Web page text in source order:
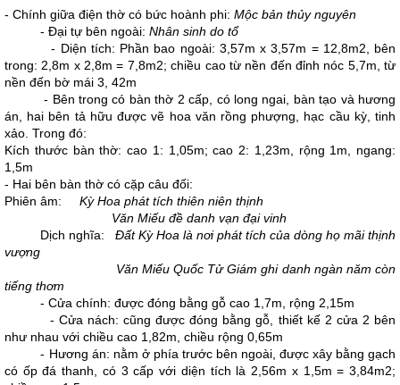
- Chính giữa điện thờ có bức hoành phi: Mộc bản thủy nguyên
- Đại tự bên ngoài: Nhân sinh do tổ
- Diện tích: Phần bao ngoài: 3,57m x 3,57m = 12,8m2, bên
trong: 2,8m x 2,8m = 7,8m2; chiều cao từ nền đến đỉnh nóc 5,7m, từ
nền đến bờ mái 3, 42m
- Bên trong có bàn thờ 2 cấp, có long ngai, bàn tạo và hương
án, hai bên tả hữu được vẽ hoa văn rồng phượng, hạc cầu kỳ, tinh
xảo. Trong đó:
Kích thước bàn thờ: cao 1: 1,05m; cao 2: 1,23m, rộng 1m, ngang:
1,5m
- Hai bên bàn thờ có cặp câu đối:
Phiên âm: Kỳ Hoa phát tích thiên niên thịnh
Văn Miếu đề danh vạn đại vinh
Dịch nghĩa: Đất Kỳ Hoa là nơi phát tích của dòng họ mãi thịnh
vượng
Văn Miếu Quốc Tử Giám ghi danh ngàn năm còn
tiếng thơm
- Cửa chính: được đóng bằng gỗ cao 1,7m, rộng 2,15m
- Cửa nách: cũng được đóng bằng gỗ, thiết kế 2 cửa 2 bên
như nhau với chiều cao 1,82m, chiều rộng 0,65m
- Hương án: nằm ở phía trước bên ngoài, được xây bằng gạch
có ốp đá thanh, có 3 cấp với diện tích là 2,56m x 1,5m = 3,84m2;